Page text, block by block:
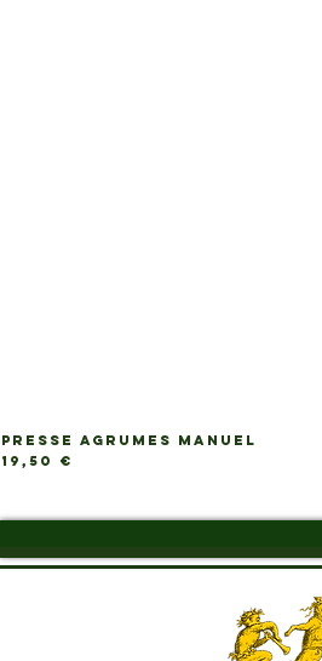
PRESSE AGRUMES MANUEL
Prix
19,50 €